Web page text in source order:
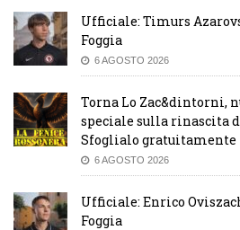
Ufficiale: Timurs
Foggia
6 AGOSTO 2026
Torna Lo Zac&dintorni,
speciale sulla rinascita
Sfoglialo gratuitamente
6 AGOSTO 2026
Ufficiale: Enrico
Foggia